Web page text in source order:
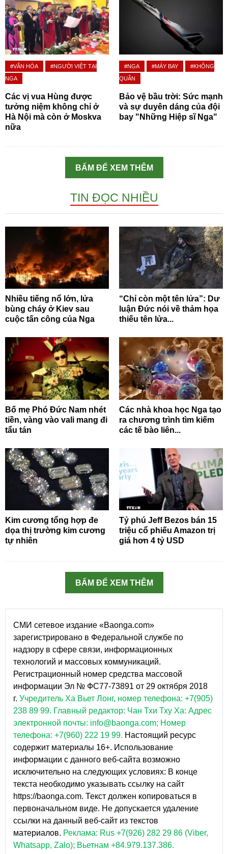
#VĂN HÓA
#NGƯỜI VIỆT TẠI
NGA
Các vị vua Hùng được
tưởng niệm không chỉ ở
Hà Nội mà còn ở Moskva
nữa
#NGA #MÁY BAY
#KHÔNG
QUÂN
Bảo vệ bầu trời: Sức mạnh
và sự duyên dáng của đội
bay "Những Hiệp sĩ Nga"
BẤM ĐỂ XEM THÊM
TIN ĐỌC NHIỀU
Nhiều tiếng nổ lớn, lửa
bùng cháy ở Kiev sau
cuộc tấn công của Nga
“Chỉ còn một tên lửa”: Dư
luận Đức nói về thảm họa
thiếu tên lửa...
Bố mẹ Phó Đức Nam nhét
tiền, vàng vào vali mang đi
tẩu tán
Các nhà khoa học Nga tạo
ra chương trình tìm kiếm
các tế bào liên...
Kim cương tổng hợp đe
dọa thị trường kim cương
tự nhiên
Tỷ phú Jeff Bezos bán 15
triệu cổ phiếu Amazon trị
giá hơn 4 tỷ USD
BẤM ĐỂ XEM THÊM
СМИ сетевое издание «Baonga.com»
зарегистрировано в Федеральной службе по
надзору в сфере связи, информационных
технологий и массовых коммуникаций.
Регистрационный номер средства массовой
информации Эл № ФС77-73891 от 29 октября 2018
г. Учредитель Ха Вьет Лонг, номер телефона: +7(905)
238 89 99. Главный редактор: Чан Тхи Тху Ха: Адрес
электронной почты: info@baonga.com; Номер
телефона: +7(960) 222 19 99. Настоящий ресурс
содержит материалы 16+. Использование
информации с данного веб-сайта возможно
исключительно на следующих условиях: В конце
текста необходимо указывать ссылку на сайт
https://baonga.com. Текст должен копироваться в
первоначальном виде. Не допускается удаление
ссылки на данный веб-сайт из текстов
материалов. Реклама: Rus +7(926) 282 29 86 (Viber,
Whatsapp, Zalo); Вьетнам +84.979.137.386.